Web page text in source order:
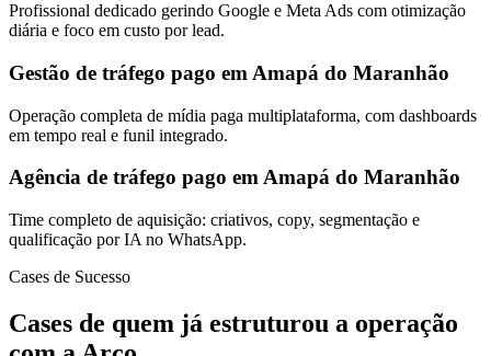
Profissional dedicado gerindo Google e Meta Ads com otimização
diária e foco em custo por lead.
Gestão de tráfego pago em Amapá do Maranhão
Operação completa de mídia paga multiplataforma, com dashboards
em tempo real e funil integrado.
Agência de tráfego pago em Amapá do Maranhão
Time completo de aquisição: criativos, copy, segmentação e
qualificação por IA no WhatsApp.
Cases de Sucesso
Cases de quem já estruturou a operação